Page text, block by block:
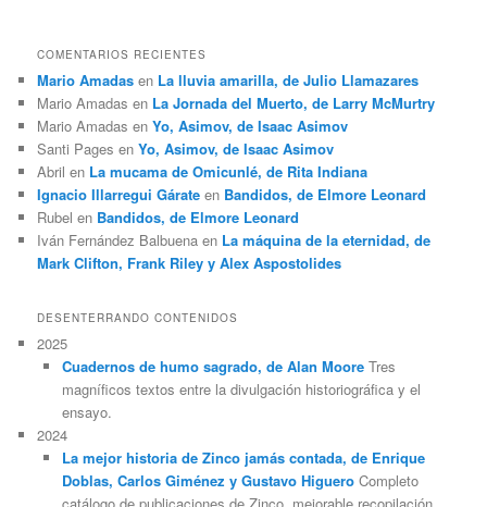
COMENTARIOS RECIENTES
Mario Amadas en La lluvia amarilla, de Julio Llamazares
Mario Amadas en La Jornada del Muerto, de Larry McMurtry
Mario Amadas enYo, Asimov, de Isaac Asimov
Santi Pages enYo, Asimov, de Isaac Asimov
Abril en La mucama de Omicunlé, de Rita Indiana
Ignacio Illarregui Gárate en Bandidos, de Elmore Leonard
Rubel en Bandidos, de Elmore Leonard
Iván Fernández Balbuena en La máquina de la eternidad, de
Mark Clifton, Frank Riley y Alex Aspostolides
DESENTERRANDO CONTENIDOS
2025
Cuadernos de humo sagrado, de Alan MooreTres
magníficos textos entre la divulgación historiográfica y el
ensayo.
2024
La mejor historia de Zinco jamás contada, de Enrique
Doblas, Carlos Giménez y Gustavo HigueroCompleto
catálogo de publicaciones de Zinco, mejorable recopilación